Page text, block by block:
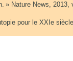
» Nature News,
pour le XXIe